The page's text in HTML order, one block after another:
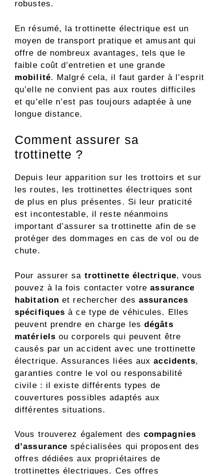
robustes.
En résumé, la trottinette électrique est un
moyen de transport pratique et amusant qui
offre de nombreux avantages, tels que le
faible coût d’entretien et une grande
mobilité. Malgré cela, il faut garder à l’esprit
qu’elle ne convient pas aux routes difficiles
et qu’elle n’est pas toujours adaptée à une
longue distance.
Comment assurer sa
trottinette ?
Depuis leur apparition sur les trottoirs et sur
les routes, les trottinettes électriques sont
de plus en plus présentes. Si leur praticité
est incontestable, il reste néanmoins
important d’assurer sa trottinette afin de se
protéger des dommages en cas de vol ou de
chute.
Pour assurer sa trottinette électrique, vous
pouvez à la fois contacter votreassurance
habitation et rechercher des assurances
spécifiques à ce type de véhicules. Elles
peuvent prendre en charge lesdégâts
matériels ou corporels qui peuvent être
causés par un accident avec une trottinette
électrique. Assurances liées auxaccidents,
garanties contre le vol ou responsabilité
civile : il existe différents types de
couvertures possibles adaptés aux
différentes situations.
Vous trouverez également des compagnies
d’assurance spécialisées qui proposent des
offres dédiées aux propriétaires de
trottinettes électriques. Ces offres